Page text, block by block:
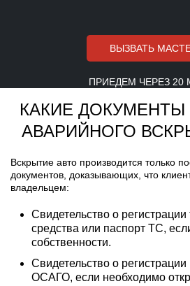
ВЫЗВАТЬ
ПРИЕДЕМ ЧЕРЕЗ 20
КАКИЕ
АВАРИЙНОГО
Вскрытие авто производится только
документов, доказывающих, что
владельцем:
Свидетельство о регистрации
средства или паспорт ТС,
собственности.
Свидетельство о
ОСАГО, если необходимо